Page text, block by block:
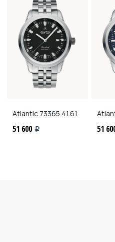
Atlantic 73365.41.61
51 600 i 51